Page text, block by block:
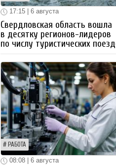
17:15 | 6 августа
Свердловская область вошла
в десятку регионов-лидеров
по числу туристических
РАБОТА
08:08 | 6 августа